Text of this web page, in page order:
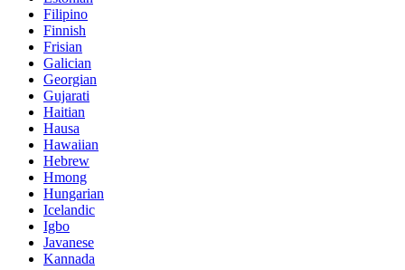
Filipino
Finnish
Frisian
Galician
Georgian
Gujarati
Haitian
Hausa
Hawaiian
Hebrew
Hmong
Hungarian
Icelandic
Igbo
Javanese
Kannada